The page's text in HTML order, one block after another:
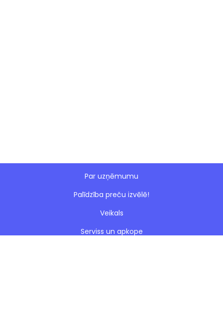
Par uzņēmumu
Palīdzība preču izvēlē!
Veikals
Serviss un apkope